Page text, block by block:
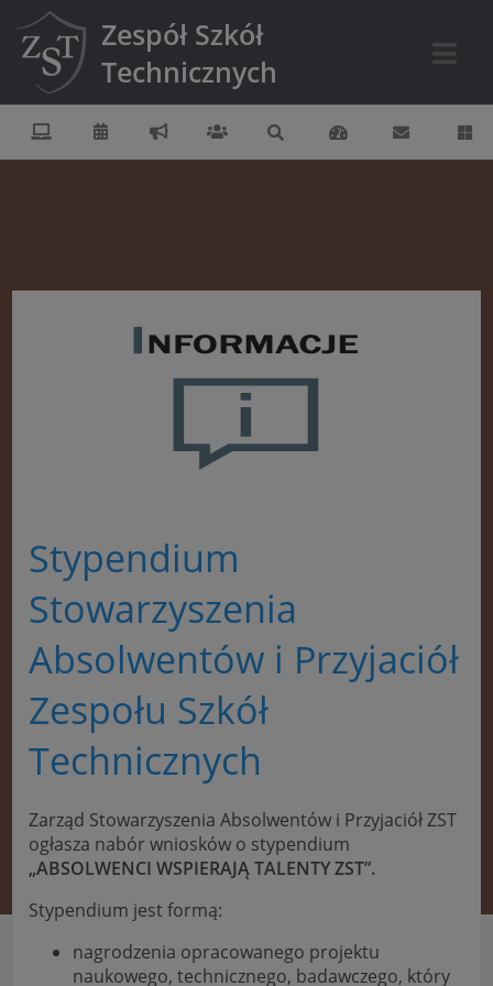
Zespół Szkół
Technicznych
Stypendium
Stowarzyszenia
Absolwentów i Przyjaciół
Zespołu Szkół
Technicznych
Zarząd Stowarzyszenia Absolwentów i Przyjaciół ZST
ogłasza nabór wniosków o stypendium
„ABSOLWENCI WSPIERAJĄ TALENTY ZST”.
Stypendium jest formą:
nagrodzenia opracowanego projektu
naukowego, technicznego, badawczego, który